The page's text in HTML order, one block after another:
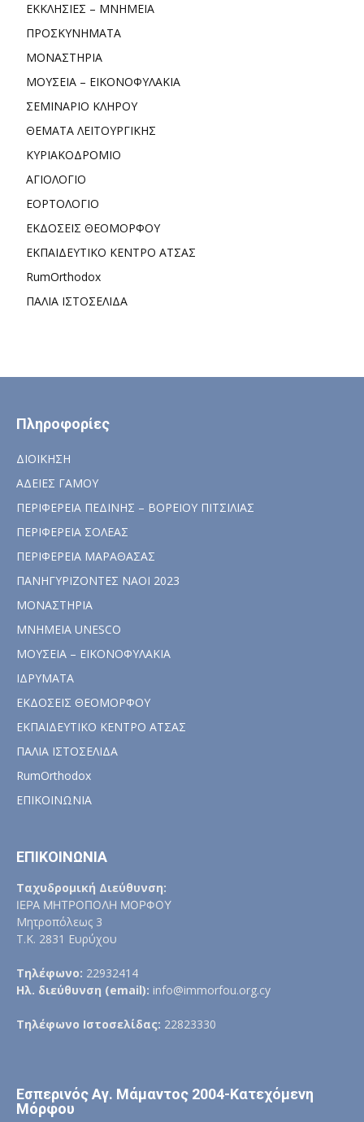
ΕΚΚΛΗΣΙΕΣ – ΜΝΗΜΕΙΑ
ΠΡΟΣΚΥΝΗΜΑΤΑ
ΜΟΝΑΣΤΗΡΙΑ
ΜΟΥΣΕΙΑ – ΕΙΚΟΝΟΦΥΛΑΚΙΑ
ΣΕΜΙΝΑΡΙΟ ΚΛΗΡΟΥ
ΘΕΜΑΤΑ ΛΕΙΤΟΥΡΓΙΚΗΣ
ΚΥΡΙΑΚΟΔΡΟΜΙΟ
ΑΓΙΟΛΟΓΙΟ
ΕΟΡΤΟΛΟΓΙΟ
ΕΚΔΟΣΕΙΣ ΘΕΟΜΟΡΦΟΥ
ΕΚΠΑΙΔΕΥΤΙΚΟ ΚΕΝΤΡΟ ΑΤΣΑΣ
RumOrthodox
ΠΑΛΙΑ ΙΣΤΟΣΕΛΙΔΑ
Πληροφορίες
ΔΙΟΙΚΗΣΗ
ΑΔΕΙΕΣ ΓΑΜΟΥ
ΠΕΡΙΦΕΡΕΙΑ ΠΕΔΙΝΗΣ – ΒΟΡΕΙΟΥ ΠΙΤΣΙΛΙΑΣ
ΠΕΡΙΦΕΡΕΙΑ ΣΟΛΕΑΣ
ΠΕΡΙΦΕΡΕΙΑ ΜΑΡΑΘΑΣΑΣ
ΠΑΝΗΓΥΡΙΖΟΝΤΕΣ ΝΑΟΙ 2023
ΜΟΝΑΣΤΗΡΙΑ
ΜΝΗΜΕΙΑ UNESCO
ΜΟΥΣΕΙΑ – ΕΙΚΟΝΟΦΥΛΑΚΙΑ
ΙΔΡΥΜΑΤΑ
ΕΚΔΟΣΕΙΣ ΘΕΟΜΟΡΦΟΥ
ΕΚΠΑΙΔΕΥΤΙΚΟ ΚΕΝΤΡΟ ΑΤΣΑΣ
ΠΑΛΙΑ ΙΣΤΟΣΕΛΙΔΑ
RumOrthodox
ΕΠΙΚΟΙΝΩΝΙΑ
ΕΠΙΚΟΙΝΩΝΙΑ
Ταχυδρομική Διεύθυνση:
ΙΕΡΑ ΜΗΤΡΟΠΟΛΗ ΜΟΡΦΟΥ
Μητροπόλεως 3
Τ.Κ. 2831 Ευρύχου
Τηλέφωνο: 22932414
Ηλ. διεύθυνση (email): info@immorfou.org.cy
Τηλέφωνο Ιστοσελίδας: 22823330
Εσπερινός Αγ. Μάμαντος 2004-Κατεχόμενη
Μόρφου